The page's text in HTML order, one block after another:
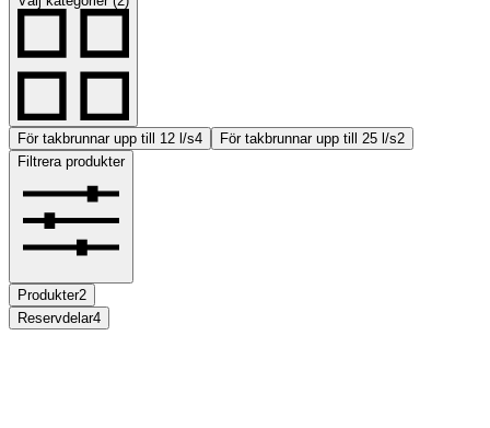
För takbrunnar upp till 12 l/s4 För takbrunnar upp till 25 l/s2
Filtrera produkter
Produkter2
Reservdelar4